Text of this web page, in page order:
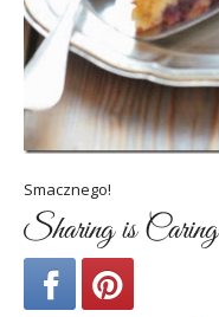
Smacznego!
Sharing is Caring